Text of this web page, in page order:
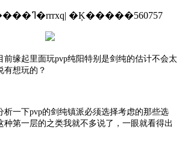
�����ߣ�rrrxq| �Ķ�����560757
前缘起里面玩pvp纯阳特别是剑纯的估计不会太
有想玩的？
析一下pvp的剑纯镇派必须选择考虑的那些选
种第一层的之类我就不多说了，一眼就看得出